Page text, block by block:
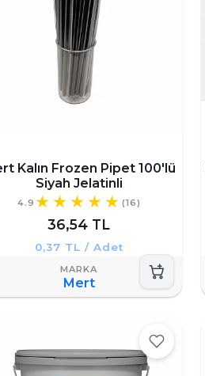
Kalın Frozen Pipet 100'lü
Siyah Jelatinli
4.9 (16)
36,54 TL
0,37 TL / Adet
Mert